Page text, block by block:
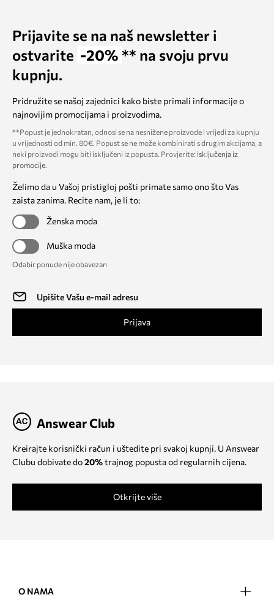
Prijavite se na naš newsletter i
ostvarite -20% ** na svoju prvu
kupnju.
Pridružite se našoj zajednici kako biste primali informacije o
najnovijim promocijama i proizvodima.
**Popust je jednokratan, odnosi se na nesnižene proizvode i vrijedi za kupnju
u vrijednosti od min. 80€. Popust se ne može kombinirati s drugim akcijama, a
neki proizvodi mogu biti isključeni iz popusta. Provjerite: isključenja iz
promocije.
Želimo da u Vašoj pristigloj pošti primate samo ono što Vas
zaista zanima. Recite nam, je li to:
Ženska moda
Muška moda
Odabir ponude nije obavezan
Prijava
Answear Club
Kreirajte korisnički račun i uštedite pri svakoj kupnji. U Answear
Clubu dobivate do20%trajnog popusta od regularnih cijena.
Otkrijte više
O NAMA